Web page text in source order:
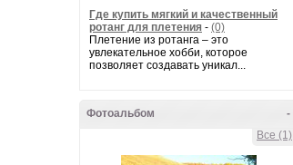
Где купить мягкий и качественный
ротанг для плетения - (0)
Плетение из ротанга – это
увлекательное хобби, которое
позволяет создавать уникал...
-
Фотоальбом
Все (1)